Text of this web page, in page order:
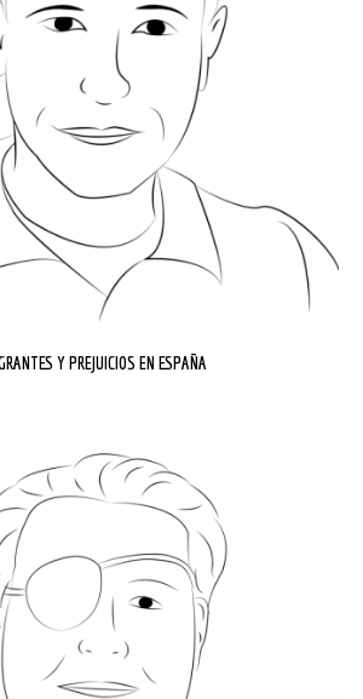
Y PREJUICIOS EN ESPAÑA